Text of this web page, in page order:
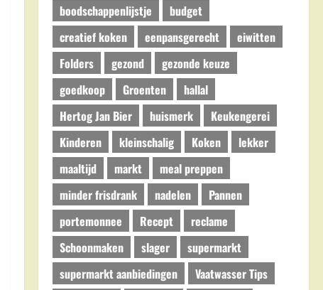
boodschappenlijstje
budget
creatief koken
eenpansgerecht
eiwitten
Folders
gezond
gezonde keuze
goedkoop
Groenten
hallal
Hertog Jan Bier
huismerk
Keukengerei
Kinderen
kleinschalig Koken
lekker
maaltijd
markt
meal preppen
minder frisdrank
nadelen
Pannen
portemonnee
Recept
reclame
Schoonmaken
slager
supermarkt
supermarkt aanbiedingen
Vaatwasser Tips